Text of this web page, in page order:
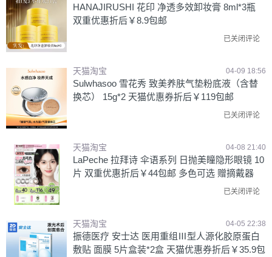
HANAJIRUSHI 花印 净透多效卸妆膏 8ml*3瓶
双重优惠折后￥8.9包邮
已关闭评论
天猫淘宝 04-09 18:56
Sulwhasoo 雪花秀 致美养肤气垫粉底液（含替
换芯） 15g*2 天猫优惠券折后￥119包邮
已关闭评论
天猫淘宝 04-08 21:40
LaPeche 拉拜诗 伞语系列 日抛美瞳隐形眼镜 10
片 双重优惠折后￥44包邮 多色可选 赠摘戴器
已关闭评论
天猫淘宝 04-05 22:38
振德医疗 安士达 医用重组Ⅲ型人源化胶原蛋白
敷贴 面膜 5片盒装*2盒 天猫优惠券折后￥35.9包